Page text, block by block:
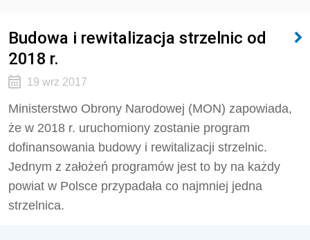
Budowa i rewitalizacja strzelnic od
2018 r.
19 wrz 2017
Ministerstwo Obrony Narodowej (MON) zapowiada,
że w 2018 r. uruchomiony zostanie program
dofinansowania budowy i rewitalizacji strzelnic.
Jednym z założeń programów jest to by na każdy
powiat w Polsce przypadała co najmniej jedna
strzelnica.